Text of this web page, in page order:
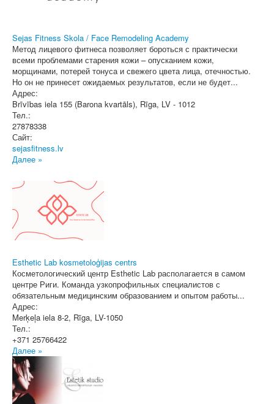
Sejas Fitness Skola / Face Remodeling Academy
Метод лицевого фитнеса позволяет бороться с практически
всеми проблемами старения кожи – опусканием кожи,
морщинами, потерей тонуса и свежего цвета лица, отечностью.
Но он не принесет ожидаемых результатов, если не будет...
Адрес:
Brīvības iela 155 (Barona kvartāls), Rīga, LV - 1012
Тел.:
27878338
Сайт:
sejasfitness.lv
Далее »
Esthetic Lab kosmetoloģijas centrs
Косметологический центр Esthetic Lab располагается в самом
центре Риги. Команда узкопрофильных специалистов с
обязательным медицинским образованием и опытом работы...
Адрес:
Merķeļa iela 8-2, Rīga, LV-1050
Тел.:
+371 25766422
Далее »